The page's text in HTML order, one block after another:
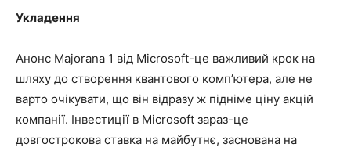
Укладення
Анонс Majorana 1 від Microsoft-це важливий крок на
шляху до створення квантового комп’ютера, але не
варто очікувати, що він відразу ж підніме ціну акцій
компанії. Інвестиції в Microsoft зараз-це
довгострокова ставка на майбутнє, заснована на